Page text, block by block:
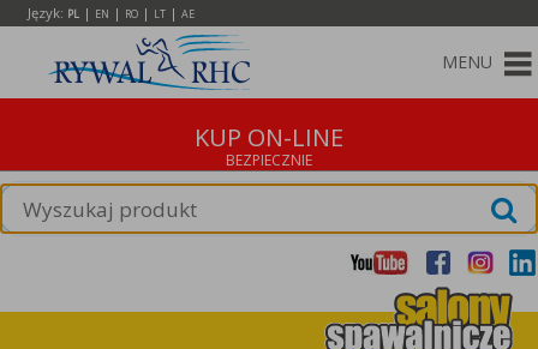
Język: PL | EN | RO | LT | AE
MENU
KUP ON-LINE